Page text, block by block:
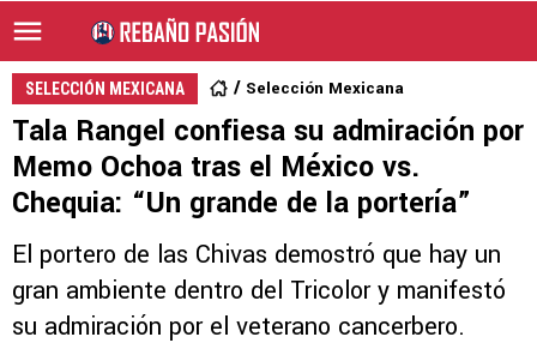
SELECCIÓN MEXICANA Selección Mexicana
Tala Rangel confiesa su admiración por
Memo Ochoa tras el México vs.
Chequia: “Un grande de la portería”
El portero de las Chivas demostró que hay un
gran ambiente dentro del Tricolor y manifestó
su admiración por el veterano cancerbero.